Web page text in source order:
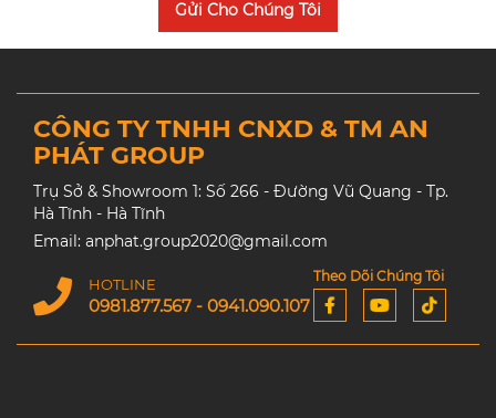
Gửi Cho Chúng Tôi
CÔNG TY TNHH CNXD & TM AN
PHÁT GROUP
Trụ Sở & Showroom 1: Số 266 - Đường Vũ Quang - Tp.
Hà Tĩnh - Hà Tĩnh
Email: anphat.group2020@gmail.com
HOTLINE
0981.877.567 - 0941.090.107
Theo Dõi Chúng Tôi